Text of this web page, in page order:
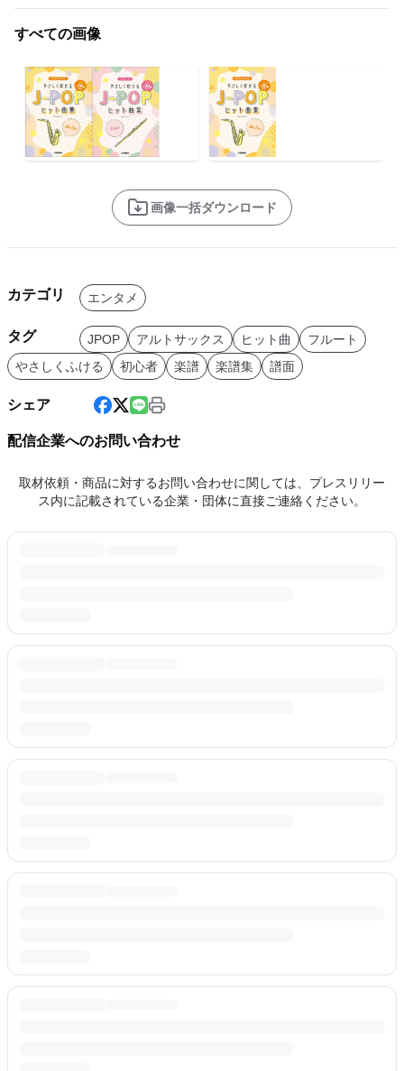
すべての画像
画像一括ダウンロード
カテゴリ エンタメ
タグ JPOP アルトサックス ヒット曲
フルート
やさしくふける
初心者 楽譜 楽譜集 譜面
シェア
配信企業へのお問い合わせ
取材依頼・商品に対するお問い合わせに関しては、プレスリリー
ス内に記載されている企業・団体に直接ご連絡ください。